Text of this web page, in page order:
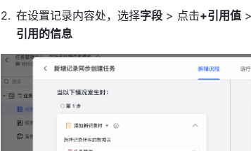
在设置记录内容处，选择字段 > 点击+引用值
引用的信息